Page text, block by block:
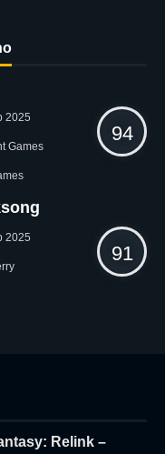
2025
Games
94
2025
91
Relink –